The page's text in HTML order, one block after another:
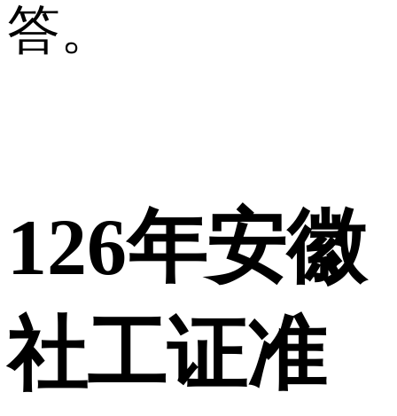
答。
126年安徽
社工证准